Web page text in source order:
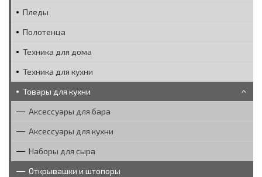
Пледы
Полотенца
Техника для дома
Техника для кухни
Товары для кухни
Аксессуары для бара
Аксессуары для кухни
Наборы для сыра
Открывашки и штопоры